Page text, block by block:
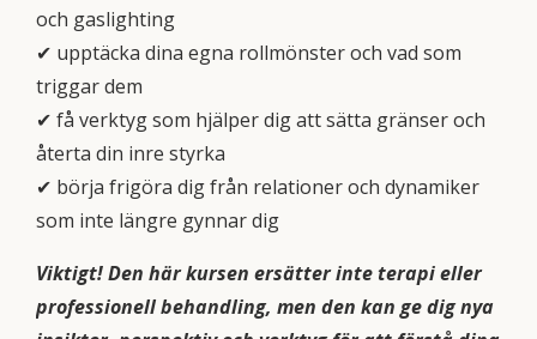
och gaslighting
✔ upptäcka dina egna rollmönster och vad som
triggar dem
✔ få verktyg som hjälper dig att sätta gränser och
återta din inre styrka
✔ börja frigöra dig från relationer och dynamiker
som inte längre gynnar dig
Viktigt! Den här kursen ersätter inte terapi eller
professionell behandling, men den kan ge dig nya